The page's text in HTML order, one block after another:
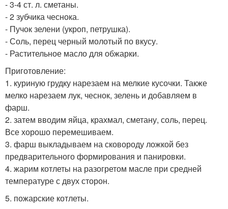
- 3-4 ст. л. сметаны.
- 2 зубчика чеснока.
- Пучок зелени (укроп, петрушка).
- Соль, перец черный молотый по вкусу.
- Растительное масло для обжарки.
Приготовление:
1. куриную грудку нарезаем на мелкие кусочки. Также
мелко нарезаем лук, чеснок, зелень и добавляем в
фарш.
2. затем вводим яйца, крахмал, сметану, соль, перец.
Все хорошо перемешиваем.
3. фарш выкладываем на сковороду ложкой без
предварительного формирования и панировки.
4. жарим котлеты на разогретом масле при средней
температуре с двух сторон.
5. пожарские котлеты.